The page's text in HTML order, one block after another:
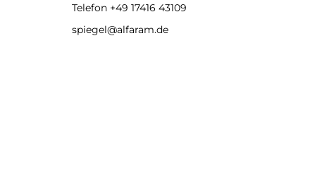
Telefon +49 17416 43109
spiegel@alfaram.de